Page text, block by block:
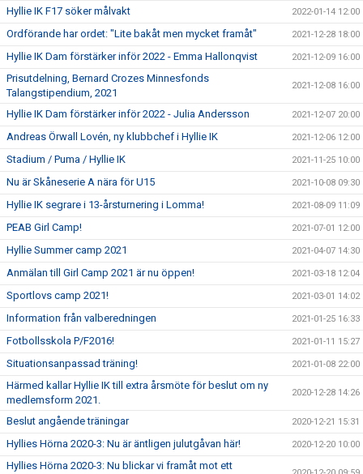
Hyllie IK F17 söker målvakt 2022-01-14 12:00
Ordförande har ordet: "Lite bakåt men mycket framåt" 2021-12-28 18:00
Hyllie IK Dam förstärker inför 2022 - Emma Hallonqvist 2021-12-09 16:00
Prisutdelning, Bernard Crozes Minnesfonds
Talangstipendium, 2021
2021-12-08 16:00
Hyllie IK Dam förstärker inför 2022 - Julia Andersson 2021-12-07 20:00
Andreas Örwall Lovén, ny klubbchef i Hyllie IK 2021-12-06 12:00
Stadium / Puma / Hyllie IK 2021-11-25 10:00
Nu är Skåneserie A nära för U15 2021-10-08 09:30
Hyllie IK segrare i 13-årsturnering i Lomma! 2021-08-09 11:09
PEAB Girl Camp! 2021-07-01 12:00
Hyllie Summer camp 2021 2021-04-07 14:30
Anmälan till Girl Camp 2021 är nu öppen! 2021-03-18 12:04
Sportlovs camp 2021! 2021-03-01 14:02
Information från valberedningen 2021-01-25 16:33
Fotbollsskola P/F2016! 2021-01-11 15:27
Situationsanpassad träning! 2021-01-08 22:00
Härmed kallar Hyllie IK till extra årsmöte för beslut om ny
medlemsform 2021.
2020-12-28 14:26
Beslut angående träningar 2020-12-21 15:31
Hyllies Hörna 2020-3: Nu är äntligen julutgåvan här! 2020-12-20 10:00
Hyllies Hörna 2020-3: Nu blickar vi framåt mot ett